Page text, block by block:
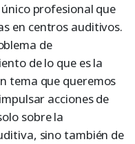
profesional que
en centros auditivos.
de
de lo que es la
tema que queremos
acciones de
sobre la
sino también de